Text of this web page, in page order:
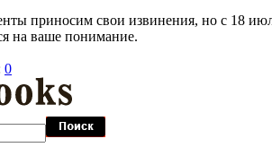
приносим свои извинения, но с 18
на ваше понимание.
0